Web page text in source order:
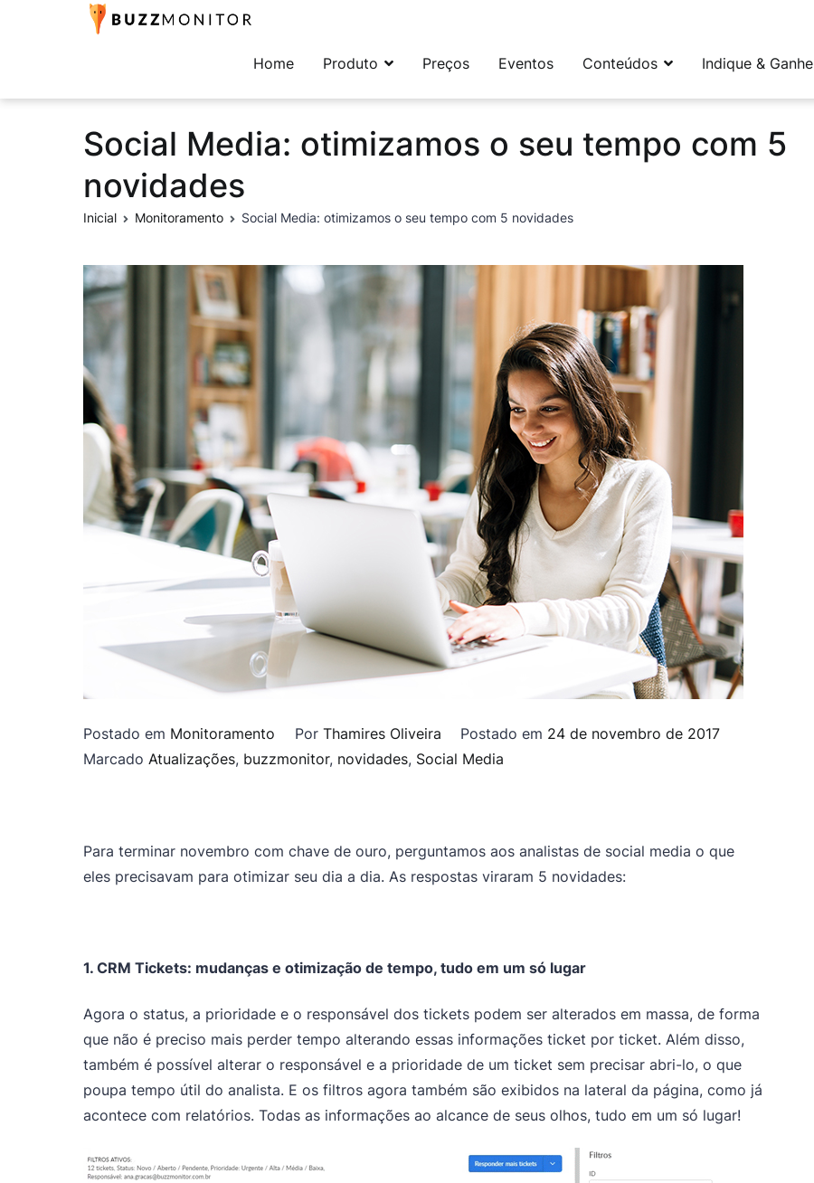
Home Produto Preços Eventos Conteúdos Indique & Ganhe
Social Media: otimizamos o seu tempo com 5
novidades
Inicial Monitoramento Social Media: otimizamos o seu tempo com 5 novidades
Postado em Monitoramento Por Thamires Oliveira Postado em 24 de novembro de 2017
Marcado Atualizações, buzzmonitor, novidades, Social Media
Para terminar novembro com chave de ouro, perguntamos aos analistas de social media o que
eles precisavam para otimizar seu dia a dia. As respostas viraram 5 novidades:
1. CRM Tickets: mudanças e otimização de tempo, tudo em um só lugar
Agora o status, a prioridade e o responsável dos tickets podem ser alterados em massa, de forma
que não é preciso mais perder tempo alterando essas informações ticket por ticket. Além disso,
também é possível alterar o responsável e a prioridade de um ticket sem precisar abri-lo, o que
poupa tempo útil do analista. E os filtros agora também são exibidos na lateral da página, como já
acontece com relatórios. Todas as informações ao alcance de seus olhos, tudo em um só lugar!